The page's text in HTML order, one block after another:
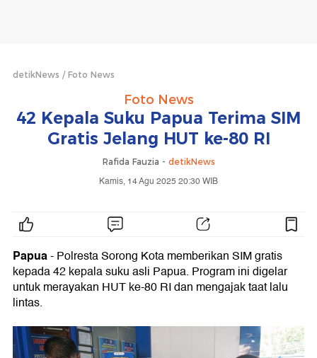
detikNews Foto News
Foto News
42 Kepala Suku Papua Terima SIM
Gratis Jelang HUT ke-80 RI
Rafida Fauzia - detikNews
Kamis, 14 Agu 2025 20:30 WIB
Papua- Polresta Sorong Kota memberikan SIM gratis
kepada 42 kepala suku asli Papua. Program ini digelar
untuk merayakan HUT ke-80 RI dan mengajak taat lalu
lintas.